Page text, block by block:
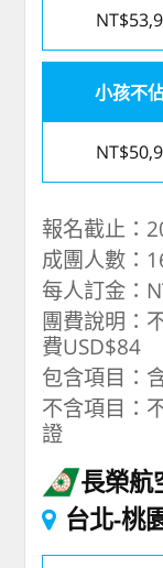
小孩不
報名截止：
成團人數：
每人訂金：
團費說明：
費USD$84
包含項目：
不含項目：
證
長榮航
台北-桃